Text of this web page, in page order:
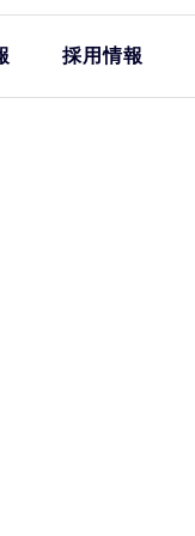
採用情報